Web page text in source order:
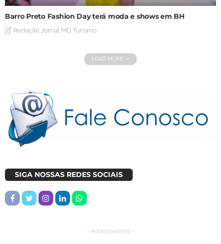
Barro Preto Fashion Day terá moda e shows em BH
Redação Jornal MG Turismo
LOAD MORE
SIGA NOSSAS REDES SOCIAIS
- Advertisement -